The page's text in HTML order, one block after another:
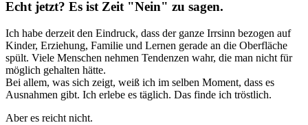
Echt jetzt? Es ist Zeit "Nein" zu sagen.
Ich habe derzeit den Eindruck, dass der ganze Irrsinn bezogen auf
Kinder, Erziehung, Familie und Lernen gerade an die Oberfläche
spült. Viele Menschen nehmen Tendenzen wahr, die man nicht für
möglich gehalten hätte.
Bei allem, was sich zeigt, weiß ich im selben Moment, dass es
Ausnahmen gibt. Ich erlebe es täglich. Das finde ich tröstlich.
Aber es reicht nicht.